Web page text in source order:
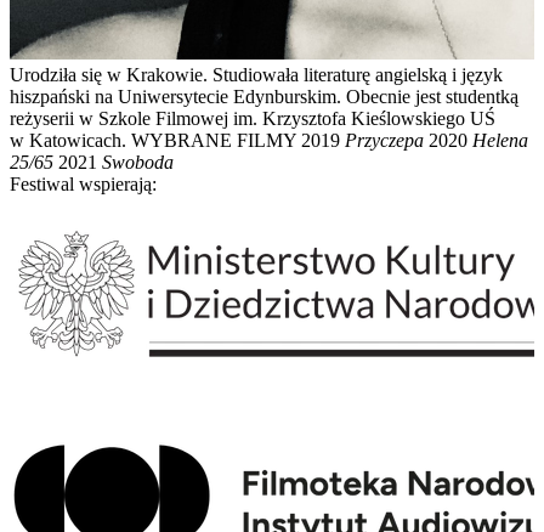
Urodziła się w Krakowie. Studiowała literaturę angielską i język
hiszpański na Uniwersytecie Edynburskim. Obecnie jest studentką
reżyserii w Szkole Filmowej im. Krzysztofa Kieślowskiego UŚ
w Katowicach. WYBRANE FILMY 2019 Przyczepa 2020 Helena
25/65 2021 Swoboda
Festiwal wspierają: